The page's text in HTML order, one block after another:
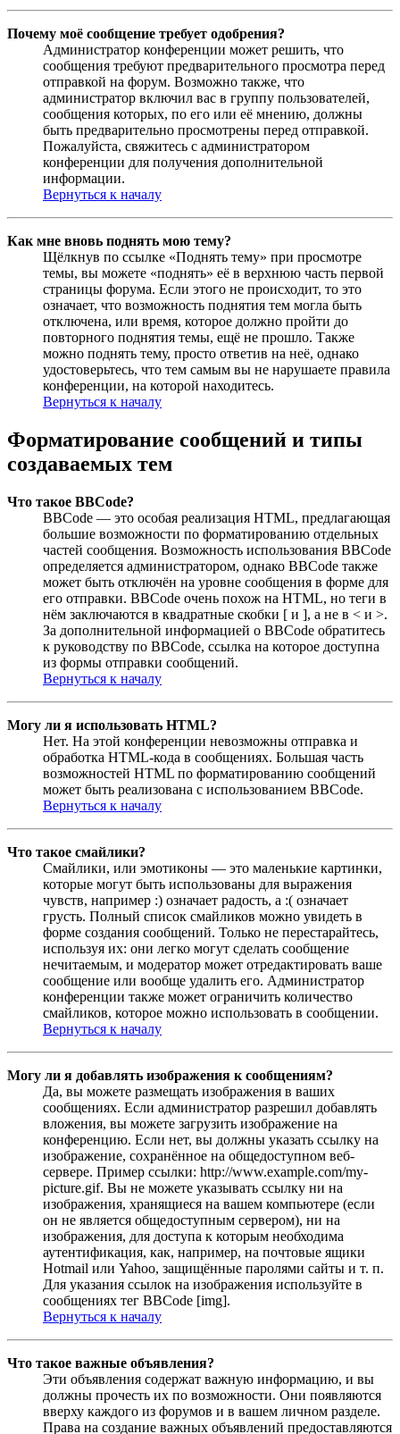
Почему моё сообщение требует одобрения?
Администратор конференции может решить, что
сообщения требуют предварительного просмотра перед
отправкой на форум. Возможно также, что
администратор включил вас в группу пользователей,
сообщения которых, по его или её мнению, должны
быть предварительно просмотрены перед отправкой.
Пожалуйста, свяжитесь с администратором
конференции для получения дополнительной
информации.
Вернуться к началу
Как мне вновь поднять мою тему?
Щёлкнув по ссылке «Поднять тему» при просмотре
темы, вы можете «поднять» её в верхнюю часть первой
страницы форума. Если этого не происходит, то это
означает, что возможность поднятия тем могла быть
отключена, или время, которое должно пройти до
повторного поднятия темы, ещё не прошло. Также
можно поднять тему, просто ответив на неё, однако
удостоверьтесь, что тем самым вы не нарушаете правила
конференции, на которой находитесь.
Вернуться к началу
Форматирование сообщений и типы
создаваемых тем
Что такое BBCode?
BBCode — это особая реализация HTML, предлагающая
большие возможности по форматированию отдельных
частей сообщения. Возможность использования BBCode
определяется администратором, однако BBCode также
может быть отключён на уровне сообщения в форме для
его отправки. BBCode очень похож на HTML, но теги в
нём заключаются в квадратные скобки [ и ], а не в < и >.
За дополнительной информацией о BBCode обратитесь
к руководству по BBCode, ссылка на которое доступна
из формы отправки сообщений.
Вернуться к началу
Могу ли я использовать HTML?
Нет. На этой конференции невозможны отправка и
обработка HTML-кода в сообщениях. Большая часть
возможностей HTML по форматированию сообщений
может быть реализована с использованием BBCode.
Вернуться к началу
Что такое смайлики?
Смайлики, или эмотиконы — это маленькие картинки,
которые могут быть использованы для выражения
чувств, например :) означает радость, а :( означает
грусть. Полный список смайликов можно увидеть в
форме создания сообщений. Только не перестарайтесь,
используя их: они легко могут сделать сообщение
нечитаемым, и модератор может отредактировать ваше
сообщение или вообще удалить его. Администратор
конференции также может ограничить количество
смайликов, которое можно использовать в сообщении.
Вернуться к началу
Могу ли я добавлять изображения к сообщениям?
Да, вы можете размещать изображения в ваших
сообщениях. Если администратор разрешил добавлять
вложения, вы можете загрузить изображение на
конференцию. Если нет, вы должны указать ссылку на
изображение, сохранённое на общедоступном веб-
сервере. Пример ссылки: http://www.example.com/my-
picture.gif. Вы не можете указывать ссылку ни на
изображения, хранящиеся на вашем компьютере (если
он не является общедоступным сервером), ни на
изображения, для доступа к которым необходима
аутентификация, как, например, на почтовые ящики
Hotmail или Yahoo, защищённые паролями сайты и т. п.
Для указания ссылок на изображения используйте в
сообщениях тег BBCode [img].
Вернуться к началу
Что такое важные объявления?
Эти объявления содержат важную информацию, и вы
должны прочесть их по возможности. Они появляются
вверху каждого из форумов и в вашем личном разделе.
Права на создание важных объявлений предоставляются